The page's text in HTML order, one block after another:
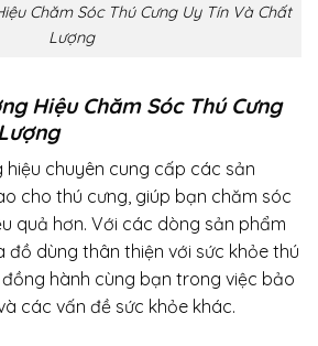
Chăm Sóc Thú Cưng Uy Tín Và Chất
Lượng
Hiệu Chăm Sóc Thú Cưng
hiệu chuyên cung cấp các sản
cho thú cưng, giúp bạn chăm sóc
quả hơn. Với các dòng sản phẩm
đồ dùng thân thiện với sức khỏe thú
hành cùng bạn trong việc bảo
các vấn đề sức khỏe khác.